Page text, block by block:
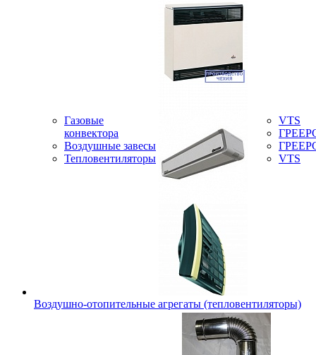
Газовые
конвектора
Воздушные завесы
Тепловентиляторы
VTS
VTS
Воздушно-отопительные агрегаты (тепловентиляторы)